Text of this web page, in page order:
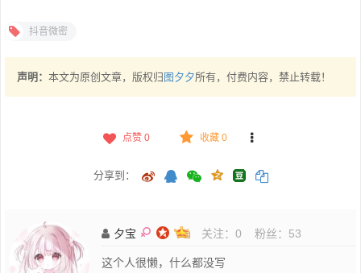
抖音微密
声明： 本文为原创文章，版权归 图夕夕所有，付费内容，禁止转载！
点赞 0 收藏 0
分享到：
夕宝 关注： 0 粉丝： 53
这个人很懒，什么都没写